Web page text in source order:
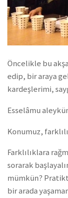
Öncelikle bu
edip, bir araya
kardeşlerimi,
Esselâmu
Konumuz,
Farklılıklara
sorarak
mümkün?
bir arada